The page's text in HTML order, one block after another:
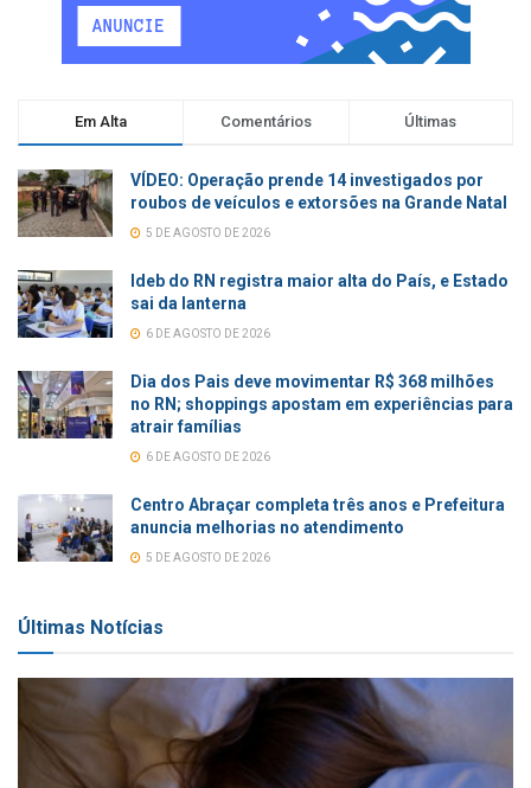
Em Alta Comentários Últimas
VÍDEO: Operação prende 14 investigados por
roubos de veículos e extorsões na Grande Natal
5 DE AGOSTO DE 2026
Ideb do RN registra maior alta do País, e Estado
sai da lanterna
6 DE AGOSTO DE 2026
Dia dos Pais deve movimentar R$ 368 milhões
no RN; shoppings apostam em experiências para
atrair famílias
6 DE AGOSTO DE 2026
Centro Abraçar completa três anos e Prefeitura
anuncia melhorias no atendimento
5 DE AGOSTO DE 2026
Últimas Notícias